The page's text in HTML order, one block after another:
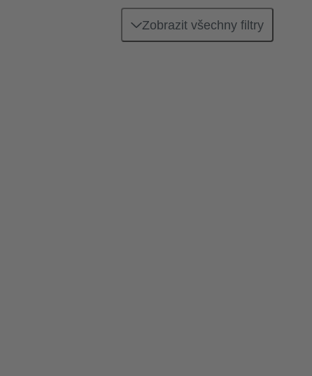
Zobrazit všechny filtry